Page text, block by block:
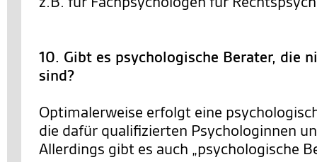
10. Gibt es psychologische Berater, die
sind?
Optimalerweise erfolgt eine
die dafür qualifizierten Psychologinnen
Allerdings gibt es auch „psychologische